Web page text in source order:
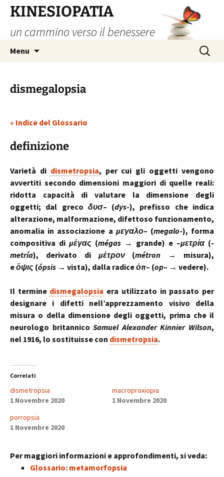
contenuto
KINESIOPATIA
un cammino verso il benessere
Menu
Ricerca
per:
dismegalopsia
« Indice del Glossario
definizione
Varietà di dismetropsia, per cui gli oggetti vengono
avvertiti secondo dimensioni maggiori di quelle reali:
ridotta capacità di valutare la dimensione degli
oggetti; dal greco δυσ– (dys-), prefisso che indica
alterazione, malformazione, difettoso funzionamento,
anomalia in associazione a μεγαλο– (megalo-), forma
compositiva di μέγας (mégas → grande) e –μετρία(-
metría), derivato di μέτρον(métron → misura),
eὄψις (ópsis → vista), dalla radiceὀπ– (op– → vedere).
Il termine dismegalopsia era utilizzato in passato per
designare i difetti nell’apprezzamento visivo della
misura o della dimensione degli oggetti, prima che il
neurologo britannicoSamuel Alexander Kinnier Wilson,
nel 1916, lo sostituisse con dismetropsia.
Correlati
dismetropsia
1 Novembre 2020
macroproxiopia
1 Novembre 2020
porropsia
1 Novembre 2020
Per maggiori informazioni e approfondimenti, si veda:
Glossario: metamorfopsia